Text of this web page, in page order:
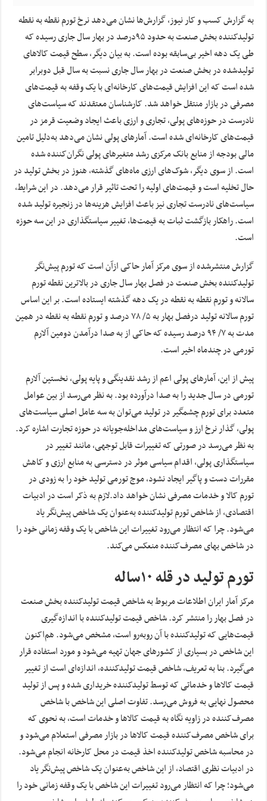
به گزارش کسب و کار نیوز، گزارش‌ها نشان می‌دهد نرخ تورم نقطه به نقطه
تولید‌کننده بخش صنعت به حدود ۹۵درصد در بهار سال جاری رسیده که
طی یک دهه اخیر بی‌سابقه بوده است. به بیان دیگر، سطح قیمت کالاهای
تولیدشده در بخش صنعت در بهار سال جاری نسبت به سال قبل دوبرابر
شده است که این افزایش قیمت‌های کارخانه‌ای با یک وقفه به قیمت‌های
مصرفی در بازار منتقل خواهد شد. کارشناسان معتقدند که سیاست‌های
نادرست در حوزه‌های پولی، تجاری و ارزی باعث ایجاد وضعیت قرمز در
قیمت‌های کارخانه‌ای شده است. آمارهای پولی نشان می‌دهد به‌دلیل تامین
مالی بودجه از منابع بانک مرکزی رشد متغیرهای پولی نگران‌کننده شده
است. از سوی دیگر، شوک‌های ارزی ماه‌های گذشته، هنوز در بخش تولید در
حال تخلیه است و قیمت‌های اولیه را تحت تاثیر قرار می‌دهد. در این شرایط،
سیاست‌های نادرست تجاری نیز باعث افزایش هزینه‌ها در زنجیره تولید شده
است. راهکار بازگشت ثبات به قیمت‌ها، تغییر سیاستگذاری در این سه حوزه
است.
گزارش منتشرشده از سوی مرکز آمار حاکی ازآن است که تورم پیش‌نگر
تولید‌کننده بخش صنعت در فصل بهار سال جاری در بالاترین نقطه تورم
سالانه و تورم نقطه به نقطه در یک دهه گذشته ایستاده است. بر این اساس
تورم سالانه تولید درفصل بهار به ۵/ ۷۸ درصد و تورم نقطه به نقطه در همین
مدت به ۷/ ۹۴ درصد رسیده که حاکی از به صدا درآمدن دومین آلارم
تورمی در چندماه اخیر است.
پیش از این، آمارهای پولی اعم از رشد نقدینگی و پایه پولی، نخستین آلارم
تورمی در سال جدید را به صدا درآورده بود. به نظر می‌رسد از بین عوامل
متعدد برای تورم چشمگیر در تولید می‌توان به ‌سه عامل اصلی سیاست‌های
پولی، ‌گذار نرخ ارز و سیاست‌های مداخله‌جویانه در حوزه تجارت اشاره کرد.
به نظر می‌رسد در صورتی که تغییرات قابل توجهی، مانند تغییر در
سیاستگذاری پولی، اقدام سیاسی موثر در دسترسی به منابع ارزی و کاهش
مقررات دست و پاگیر ایجاد نشود، موج تورمی تولید خود را به زودی در
تورم کالا و خدمات مصرفی نشان خواهد داد.لازم به ذکر است در ادبیات
اقتصادی، از شاخص تورم تولیدکننده به‌عنوان یک شاخص پیش‌نگر یاد
می‌شود. چرا که انتظار می‌رود تغییرات این شاخص با یک وقفه زمانی خود را
در شاخص بهای مصرف‌کننده منعکس می‌کند.
تورم تولید در قله ۱۰ساله
مرکز آمار ایران اطلاعات مربوط به شاخص قیمت تولیدکننده بخش صنعت
در فصل بهار را منتشر کرد. شاخص قیمت تولید‌کننده با اندازه‌گیری
قیمت‌هایی که تولیدکننده با آن روبه‌رو است، مشخص می‌شود. هم‌اکنون
این شاخص در بسیاری از کشورهای جهان تهیه می‌شود و مورد استفاده قرار
می‌گیرد. بنا به تعریف، شاخص قیمت تولیدکننده، اندازه‌ای است از تغییر
قیمت کالاها و خدماتی که توسط تولیدکننده خریداری شده و پس از تولید
محصول نهایی به فروش می‌رسد. تفاوت اصلی این شاخص با شاخص
مصرف‌کننده در زاویه نگاه به قیمت‌ کالاها و خدمات است، به نحوی که
برای شاخص مصرف‌کننده قیمت کالاها در بازار مصرفی استعلام می‌شود و
در محاسبه شاخص تولید‌کننده اخذ قیمت در محل کارخانه انجام می‌شود.
در ادبیات نظری اقتصاد، از این شاخص به‌عنوان یک شاخص پیش‌نگر یاد
می‌شود؛ چرا که انتظار می‌رود تغییرات این شاخص با یک وقفه زمانی خود را